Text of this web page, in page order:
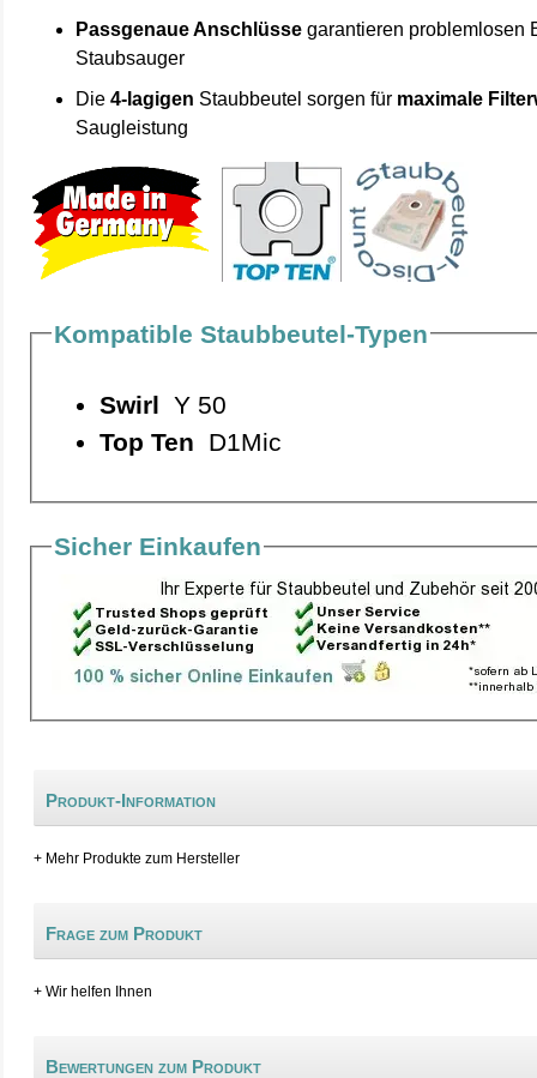
Passgenaue Anschlüsse garantieren problemlosen
Staubsauger
Die4-lagigen Staubbeutel sorgen für maximale
Saugleistung
Kompatible Staubbeutel-Typen
Swirl Y 50
Top Ten D1Mic
Sicher Einkaufen
Produkt-Information
+ Mehr Produkte zum Hersteller
Frage zum Produkt
+ Wir helfen Ihnen
Bewertungen zum Produkt